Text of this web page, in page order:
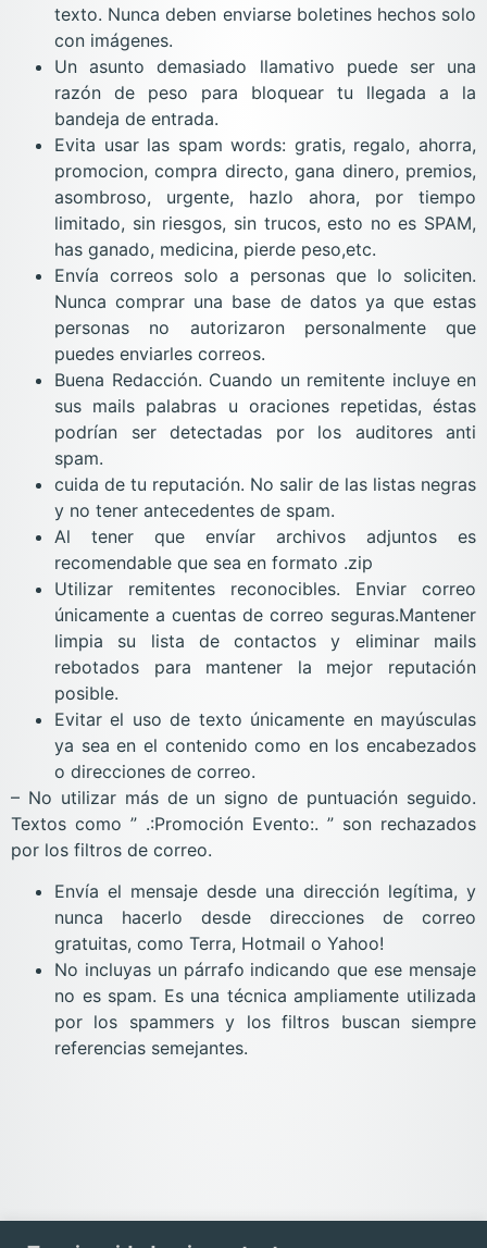
texto. Nunca deben enviarse boletines hechos solo
con imágenes.
Un asunto demasiado llamativo puede ser una
razón de peso para bloquear tu llegada a la
bandeja de entrada.
Evita usar las spam words: gratis, regalo, ahorra,
promocion, compra directo, gana dinero, premios,
asombroso, urgente, hazlo ahora, por tiempo
limitado, sin riesgos, sin trucos, esto no es SPAM,
has ganado, medicina, pierde peso,etc.
Envía correos solo a personas que lo soliciten.
Nunca comprar una base de datos ya que estas
personas no autorizaron personalmente que
puedes enviarles correos.
Buena Redacción. Cuando un remitente incluye en
sus mails palabras u oraciones repetidas, éstas
podrían ser detectadas por los auditores anti
spam.
cuida de tu reputación. No salir de las listas negras
y no tener antecedentes de spam.
Al tener que envíar archivos adjuntos es
recomendable que sea en formato .zip
Utilizar remitentes reconocibles. Enviar correo
únicamente a cuentas de correo seguras.Mantener
limpia su lista de contactos y eliminar mails
rebotados para mantener la mejor reputación
posible.
Evitar el uso de texto únicamente en mayúsculas
ya sea en el contenido como en los encabezados
o direcciones de correo.
– No utilizar más de un signo de puntuación seguido.
Textos como ” .:Promoción Evento:. ” son rechazados
por los filtros de correo.
Envía el mensaje desde una dirección legítima, y
nunca hacerlo desde direcciones de correo
gratuitas, como Terra, Hotmail o Yahoo!
No incluyas un párrafo indicando que ese mensaje
no es spam. Es una técnica ampliamente utilizada
por los spammers y los filtros buscan siempre
referencias semejantes.